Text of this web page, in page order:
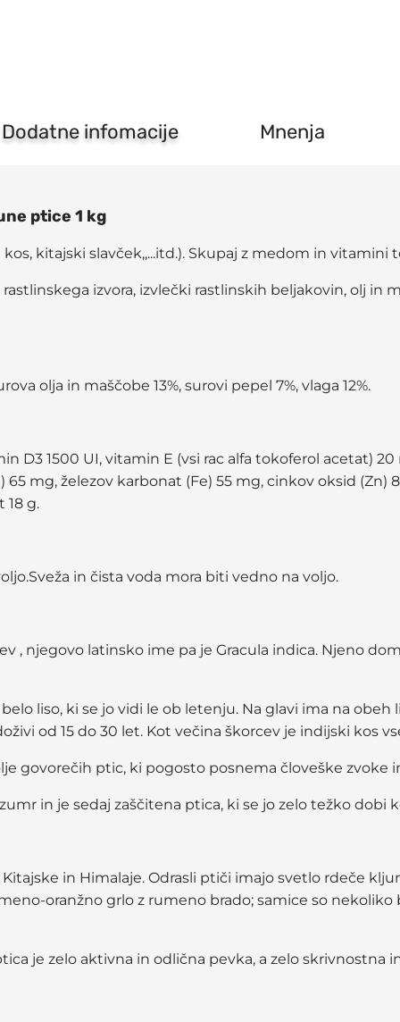
Dodatne infomacije Mnenja
ptice 1 kg
kitajski slavček,,...itd.). Skupaj z medom in vitamini
rastlinskega izvora, izvlečki rastlinskih beljakovin, olj in
olja in maščobe 13%, surovi pepel 7%, vlaga 12%.
D3 1500 UI, vitamin E (vsi rac alfa tokoferol acetat)
mg, železov karbonat (Fe) 55 mg, cinkov oksid (Zn)
g.
in čista voda mora biti vedno na voljo.
, njegovo latinsko ime pa je Gracula indica. Njeno
liso, ki se jo vidi le ob letenju. Na glavi ima na
od 15 do 30 let. Kot večina škorcev je indijski kos
govorečih ptic, ki pogosto posnema človeške zvoke
in je sedaj zaščitena ptica, ki se jo zelo težko dobi
in Himalaje. Odrasli ptiči imajo svetlo rdeče
oranžno grlo z rumeno brado; samice so nekoliko
je zelo aktivna in odlična pevka, a zelo skrivnostna